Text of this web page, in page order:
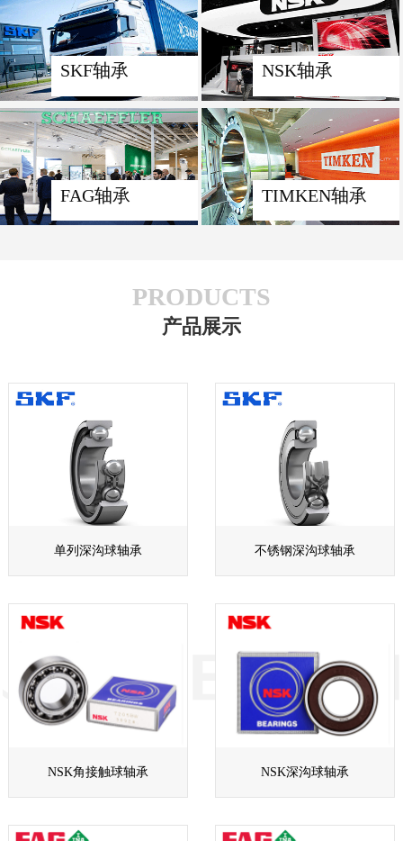
SKF轴承 NSK轴承
FAG轴承 TIMKEN轴承
PRODUCTS
产品展示
单列深沟球轴承 不锈钢深沟球轴承
NSK角接触球轴承 NSK深沟球轴承